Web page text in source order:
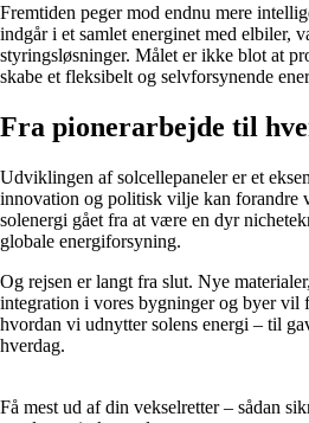
Fremtiden peger mod endnu mere
indgår i et samlet energinet med elbiler,
styringsløsninger. Målet er ikke blot at
skabe et fleksibelt og selvforsynende
Fra pionerarbejde til
Udviklingen af solcellepaneler er et
innovation og politisk vilje kan forandre
solenergi gået fra at være en dyr
globale energiforsyning.
Og rejsen er langt fra slut. Nye
integration i vores bygninger og byer vil
hvordan vi udnytter solens energi – til
hverdag.
Få mest ud af din vekselretter – sådan